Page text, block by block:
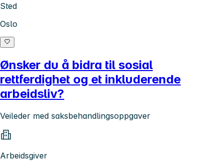
Sted
Oslo
Ønsker du å bidra til sosial
rettferdighet og et inkluderende
arbeidsliv?
Veileder med saksbehandlingsoppgaver
Arbeidsgiver